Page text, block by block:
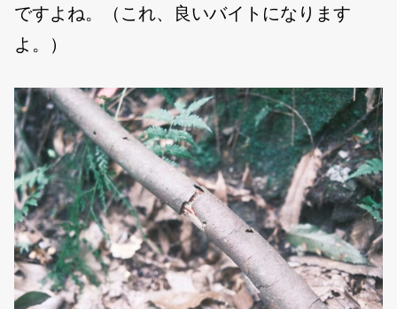
ですよね。（これ、良いバイトになります
よ。）